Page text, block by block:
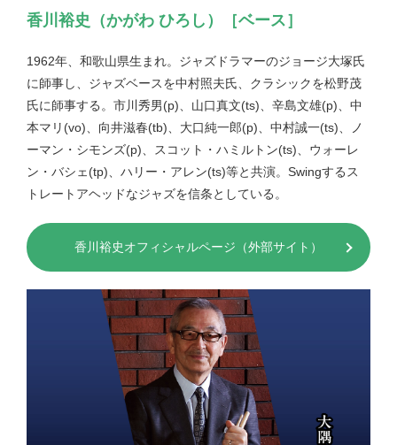
香川裕史（かがわ ひろし）［ベース］
1962年、和歌山県生まれ。ジャズドラマーのジョージ大塚氏
に師事し、ジャズベースを中村照夫氏、クラシックを松野茂
氏に師事する。市川秀男(p)、山口真文(ts)、辛島文雄(p)、中
本マリ(vo)、向井滋春(tb)、大口純一郎(p)、中村誠一(ts)、ノ
ーマン・シモンズ(p)、スコット・ハミルトン(ts)、ウォーレ
ン・バシェ(tp)、ハリー・アレン(ts)等と共演。Swingするス
トレートアヘッドなジャズを信条としている。
香川裕史オフィシャルページ（外部サイト）